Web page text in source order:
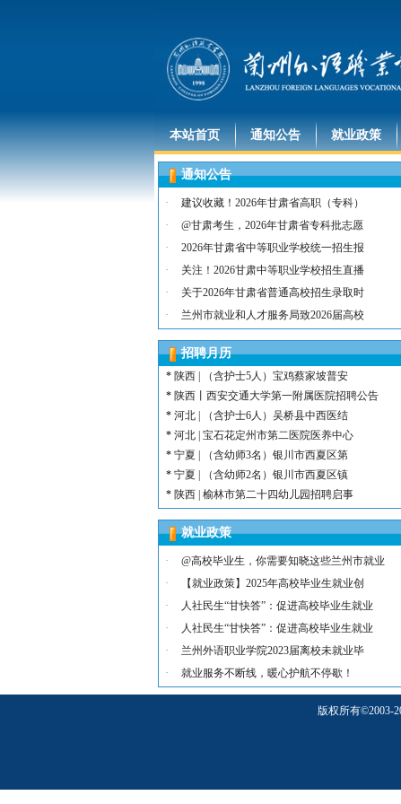
本站首页 通知公告 就业政策
通知公告
·
建议收藏！2026年甘肃省高职（专科）
·
@甘肃考生，2026年甘肃省专科批志愿
·
2026年甘肃省中等职业学校统一招生报
·
关注！2026甘肃中等职业学校招生直播
·
关于2026年甘肃省普通高校招生录取时
·
兰州市就业和人才服务局致2026届高校
招聘月历
*
河北 | （含护士15名）唐山康诚医院
*宁夏 | （含护士2名）灵武市福灵养老
* 陕西 | （含护士5人）宝鸡蔡家坡普安
* 陕西丨西安交通大学第一附属医院招聘公告
* 河北 | （含护士6人）吴桥县中西医结
* 河北 | 宝石花定州市第二医院医养中心
* 宁夏 | （含幼师3名）银川市西夏区第
* 宁夏 | （含幼师2名）银川市西夏区镇
* 陕西 | 榆林市第二十四幼儿园招聘启事
*陕西 | （含护士3名）汉滨区第三人民
河北 | （含护士15名）唐山康诚医院
陕西 | （含护士5人）宝鸡蔡家坡普安
陕西丨西安交通大学第一附属医院招聘公告
*
河北 | （含护士6人）吴桥县中西医结
*
河北 | 宝石花定州市第二医院医养中心
*宁夏 | （含幼师3名）银川市西夏区第
宁夏 | （含幼师2名）银川市西夏区镇
就业政策
·
@高校毕业生，你需要知晓这些兰州市就业
·
【就业政策】2025年高校毕业生就业创
·
人社民生“甘快答”：促进高校毕业生就业
·
人社民生“甘快答”：促进高校毕业生就业
·
兰州外语职业学院2023届离校未就业毕
·
就业服务不断线，暖心护航不停歇！
版权所有©2003-